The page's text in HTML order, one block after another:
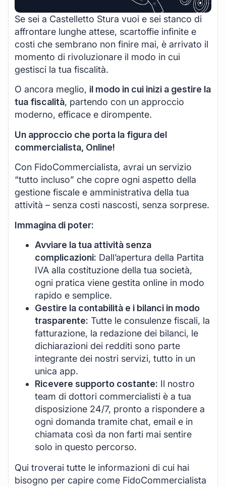
Se sei a Castelletto Stura vuoi e sei stanco di
affrontare lunghe attese, scartoffie infinite e
costi che sembrano non finire mai, è arrivato il
momento di rivoluzionare il modo in cui
gestisci la tua fiscalità.
O ancora meglio, il modo in cui inizi a gestire la
tua fiscalità, partendo con un approccio
moderno, efficace e dirompente.
Un approccio che porta la figura del
commercialista, Online!
Con FidoCommercialista, avrai un servizio
“tutto incluso” che copre ogni aspetto della
gestione fiscale e amministrativa della tua
attività – senza costi nascosti, senza sorprese.
Immagina di poter:
Avviare la tua attività senza
complicazioni: Dall’apertura della Partita
IVA alla costituzione della tua società,
ogni pratica viene gestita online in modo
rapido e semplice.
Gestire la contabilità e i bilanci in modo
trasparente: Tutte le consulenze fiscali, la
fatturazione, la redazione dei bilanci, le
dichiarazioni dei redditi sono parte
integrante dei nostri servizi, tutto in un
unica app.
Ricevere supporto costante: Il nostro
team di dottori commercialisti è a tua
disposizione 24/7, pronto a rispondere a
ogni domanda tramite chat, email e in
chiamata così da non farti mai sentire
solo in questo percorso.
Qui troverai tutte le informazioni di cui hai
bisogno per capire come FidoCommercialista